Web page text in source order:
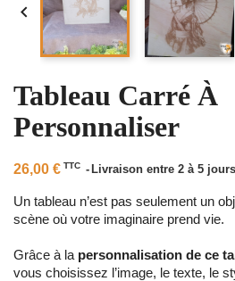

Tableau Carré À
Personnaliser
26,00 € TTC Livraison entre 2 à 5 jours
Un tableau n’est pas seulement un
scène où votre imaginaire prend vie.
Grâce à la personnalisation de ce
vous choisissez l’image, le texte, le